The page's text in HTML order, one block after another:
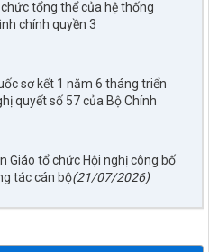
tổng thể của hệ thống
chính quyền 3
sơ kết 1 năm 6 tháng triển
quyết số 57 của Bộ Chính
Giáo tổ chức Hội nghị công bố
tác cán bộ(21/07/2026)
tin điện tử của UBND xã
án bồi thường, hỗ trợ